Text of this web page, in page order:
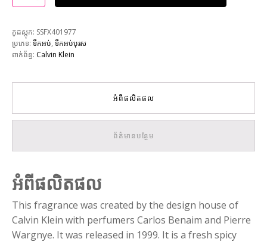
កូដស្តុក: SSFX401977
ប្រភេទ: ទឹកអប់, ទឹកអប់បុរស
ពាក់ព័ន្ធ: Calvin Klein
អំពីផលិតផល
ព័ត៌មានបន្ថែម
អំពីផលិតផល
This fragrance was created by the design house of
Calvin Klein with perfumers Carlos Benaim and Pierre
Wargnye. It was released in 1999. It is a fresh spicy